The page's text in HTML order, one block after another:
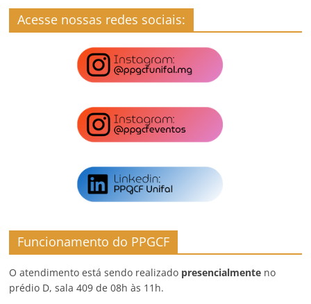
Acesse nossas redes sociais:
Funcionamento do PPGCF
O atendimento está sendo realizado presencialmente no
prédio D, sala 409 de 08h às 11h.